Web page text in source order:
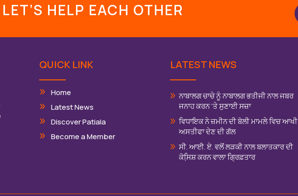
LET’S HELP EACH OTHER
QUICK LINK
Home
Latest News
Discover Patiala
Become a Member
LATEST NEWS
ਨਾਬਾਲਗ ਚਾਚੇ ਨੂੰ ਨਾਬਾਲਗ ਭਤੀਜੀ ਨਾਲ ਜਬਰ
ਜਨਾਹ ਕਰਨ ‘ਤੇ ਸੁਣਾਈ ਸਜ਼ਾ
ਵਿਧਾਇਕ ਨੇ ਜ਼ਮੀਨ ਦੀ ਬੋਲੀ ਮਾਮਲੇ ਵਿਚ ਆਖੀ
ਅਸਤੀਫਾ ਦੇਣ ਦੀ ਗੱਲ
ਸੀ. ਆਈ. ਏ. ਵਲੋਂ ਲੜਕੀ ਨਾਲ ਬਲਾਤਕਾਰ ਦੀ
ਕੋਸਿ਼ਸ਼ ਕਰਨ ਵਾਲਾ ਗ੍ਰਿਫ਼ਤਾਰ